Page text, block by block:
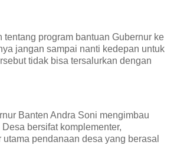
tentang program bantuan Gubernur ke
jangan sampai nanti kedepan untuk
tidak bisa tersalurkan dengan
Banten Andra Soni mengimbau
bersifat komplementer,
pendanaan desa yang berasal